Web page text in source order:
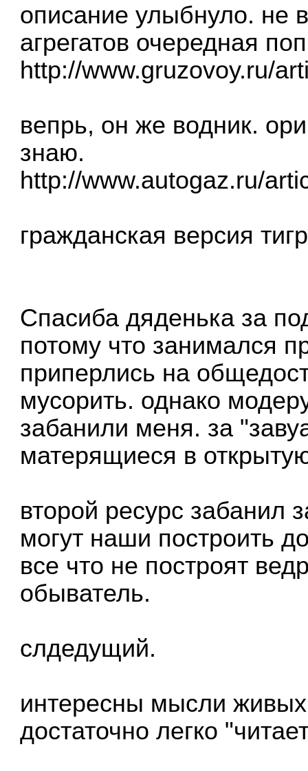
описание улыбнуло. не
агрегатов очередная
http://www.gruzovoy.ru/
вепрь, он же водник.
знаю.
http://www.autogaz.ru/
гражданская версия
Спасиба дяденька за
потому что занимался
приперлись на
мусорить. однако
забанили меня. за
матерящиеся в
второй ресурс забанил
могут наши построить
все что не построят
обыватель.
слдедущий.
интересны мысли
достаточно легко